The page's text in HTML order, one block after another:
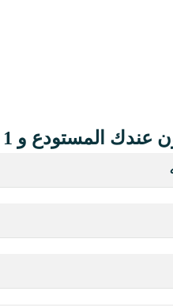
عندك المستودع و 1 ذهب